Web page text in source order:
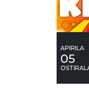
APIRILA
05